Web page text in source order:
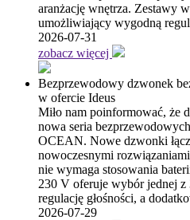
aranżację wnętrza. Zestawy
umożliwiający wygodną
2026-07-31
zobacz więcej
Bezprzewodowy dzwonek
w ofercie Ideus
Miło nam poinformować, że
nowa seria
OCEAN. Nowe dzwonki
nowoczesnymi
nie wymaga stosowania
230 V oferuje wybór jednej
regulację głośności, a
2026-07-29